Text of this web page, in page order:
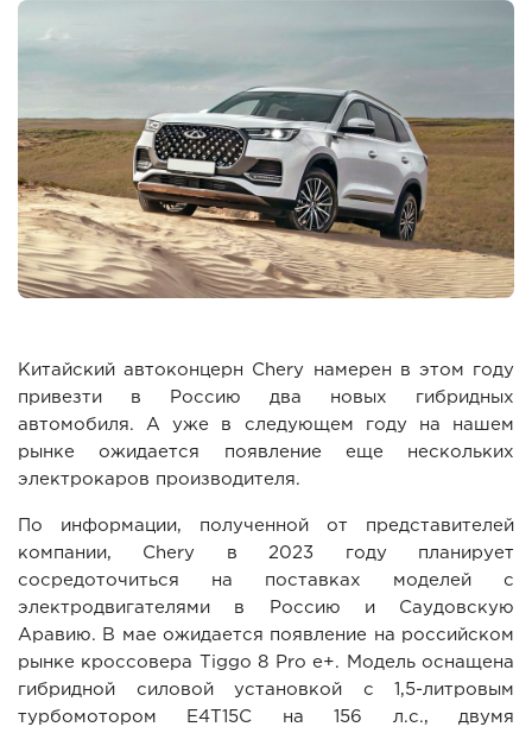
Китайский автоконцерн Chery намерен в этом году
привезти в Россию два новых гибридных
автомобиля. А уже в следующем году на нашем
рынке ожидается появление еще нескольких
электрокаров производителя.
По информации, полученной от представителей
компании, Chery в 2023 году планирует
сосредоточиться на поставках моделей с
электродвигателями в Россию и Саудовскую
Аравию. В мае ожидается появление на российском
рынке кроссовера Tiggo 8 Pro e+. Модель оснащена
гибридной силовой установкой с 1,5-литровым
турбомотором E4T15C на 156 л.с., двумя